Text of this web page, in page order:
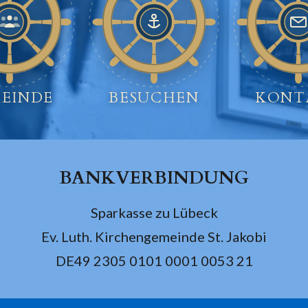
BESUCHEN
BANKVERBINDUNG
Sparkasse zu Lübeck
Ev. Luth. Kirchengemeinde St. Jakobi
DE49 2305 0101 0001 0053 21